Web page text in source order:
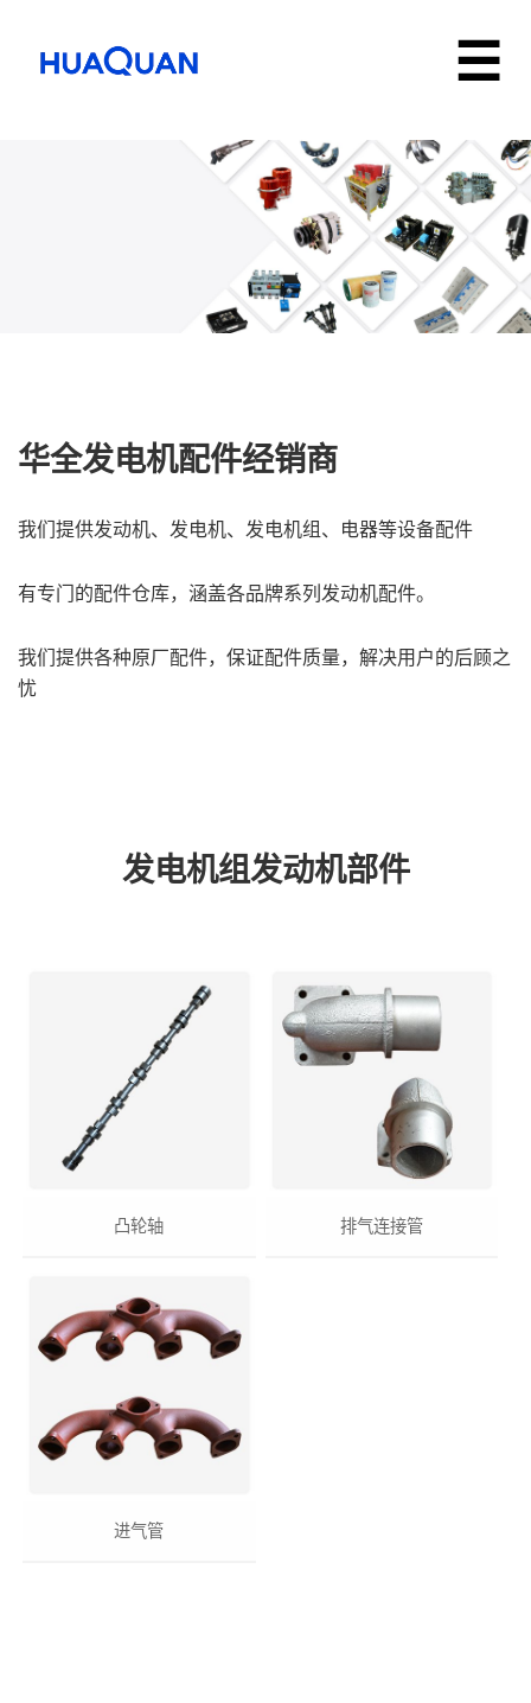
华全发电机配件经销商
我们提供发动机、发电机、发电机组、电器等设备配件
有专门的配件仓库，涵盖各品牌系列发动机配件。
我们提供各种原厂配件，保证配件质量，解决用户的后顾之
忧
发电机组发动机部件
凸轮轴 排气连接管
进气管